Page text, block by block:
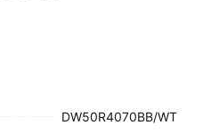
DW50R4070BB/WT